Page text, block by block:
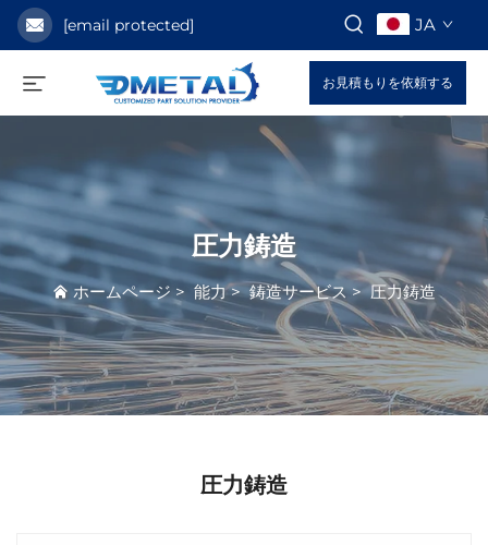
[email protected] JA
お見積もりを依頼する
圧力鋳造
ホームページ > 能力>鋳造サービス>圧力鋳造
圧力鋳造